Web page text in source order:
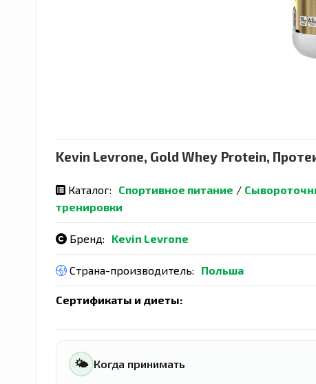
Kevin Levrone, Gold Whey Protein,
Каталог: Спортивное питание /
тренировки
Бренд: Kevin Levrone
Страна-производитель: Польша
Сертификаты и диеты:
🌤 Когда принимать